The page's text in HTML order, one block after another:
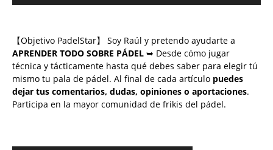
【Objetivo PadelStar】 Soy Raúl y pretendo ayudarte a
APRENDER TODO SOBRE PÁDEL ➥ Desde cómo jugar
técnica y tácticamente hasta qué debes saber para elegir tú
mismo tu pala de pádel. Al final de cada artículo puedes
dejar tus comentarios, dudas, opiniones o aportaciones.
Participa en la mayor comunidad de frikis del pádel.